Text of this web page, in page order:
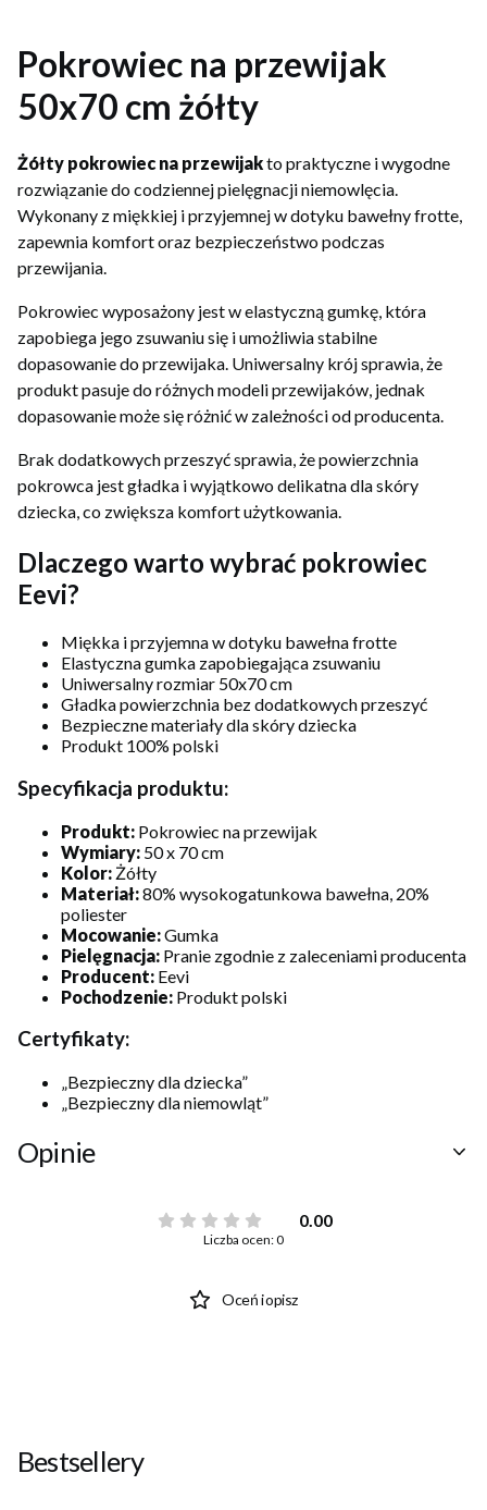
Pokrowiec na przewijak
50x70 cm żółty
Żółty pokrowiec na przewijakto praktyczne i wygodne
rozwiązanie do codziennej pielęgnacji niemowlęcia.
Wykonany z miękkiej i przyjemnej w dotyku bawełny frotte,
zapewnia komfort oraz bezpieczeństwo podczas
przewijania.
Pokrowiec wyposażony jest w elastyczną gumkę, która
zapobiega jego zsuwaniu się i umożliwia stabilne
dopasowanie do przewijaka. Uniwersalny krój sprawia, że
produkt pasuje do różnych modeli przewijaków, jednak
dopasowanie może się różnić w zależności od producenta.
Brak dodatkowych przeszyć sprawia, że powierzchnia
pokrowca jest gładka i wyjątkowo delikatna dla skóry
dziecka, co zwiększa komfort użytkowania.
Dlaczego warto wybrać pokrowiec
Eevi?
Miękka i przyjemna w dotyku bawełna frotte
Elastyczna gumka zapobiegająca zsuwaniu
Uniwersalny rozmiar 50x70 cm
Gładka powierzchnia bez dodatkowych przeszyć
Bezpieczne materiały dla skóry dziecka
Produkt 100% polski
Specyfikacja produktu:
Produkt: Pokrowiec na przewijak
Wymiary: 50 x 70 cm
Kolor: Żółty
Materiał:80% wysokogatunkowa bawełna, 20%
poliester
Mocowanie:Gumka
Pielęgnacja: Pranie zgodnie z zaleceniami producenta
Producent: Eevi
Pochodzenie: Produkt polski
Certyfikaty:
„Bezpieczny dla dziecka”
„Bezpieczny dla niemowląt”
Opinie
0.00
Liczba ocen: 0
Oceń i opisz
Bestsellery